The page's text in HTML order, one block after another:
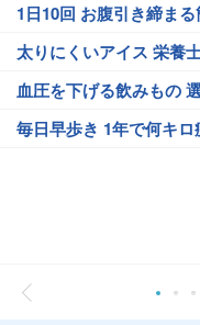
1日10回 お腹引き締ま
太りにくいアイス 栄養
血圧を下げる飲みもの
毎日早歩き 1年で何キ